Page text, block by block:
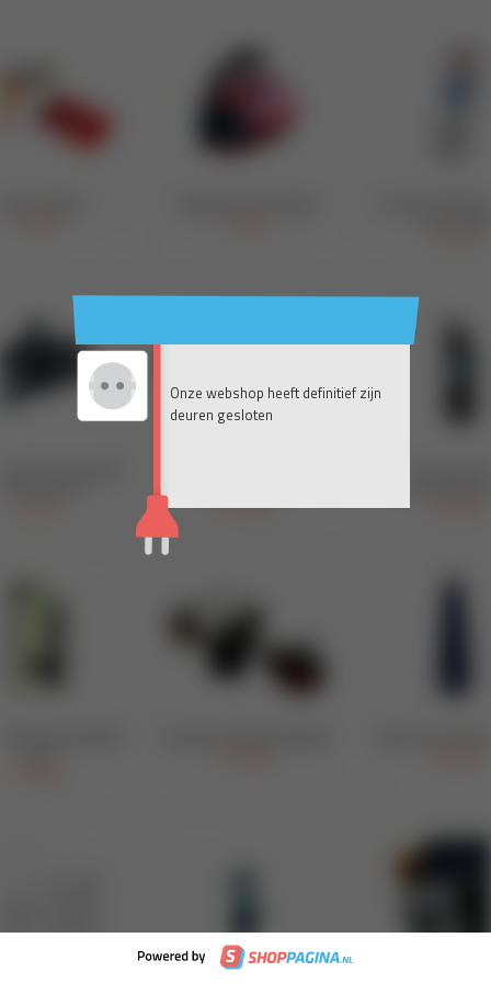
Onze webshop heeft definitief zijn
deuren gesloten